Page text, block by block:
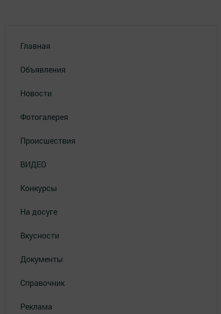
Главная
Объявления
Новости
Фотогалерея
Происшествия
ВИДЕО
Конкурсы
На досуге
Вкусности
Документы
Справочник
Реклама